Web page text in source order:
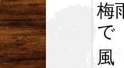
梅
で
風